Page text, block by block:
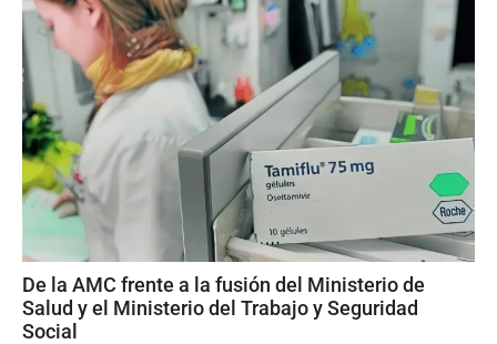
De la AMC frente a la fusión del Ministerio de
Salud y el Ministerio del Trabajo y Seguridad
Social